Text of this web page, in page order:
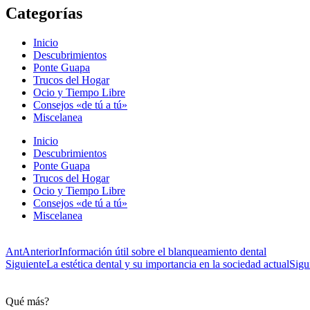
Categorías
Inicio
Descubrimientos
Ponte Guapa
Trucos del Hogar
Ocio y Tiempo Libre
Consejos «de tú a tú»
Miscelanea
Inicio
Descubrimientos
Ponte Guapa
Trucos del Hogar
Ocio y Tiempo Libre
Consejos «de tú a tú»
Miscelanea
AntAnteriorInformación útil sobre el blanqueamiento dental
SiguienteLa estética dental y su importancia en la sociedad actual
Qué más?